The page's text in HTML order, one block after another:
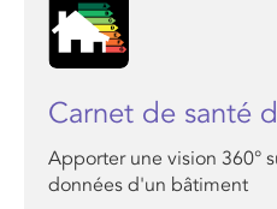
Carnet de santé
Apporter une vision 360°
données d'un bâtiment